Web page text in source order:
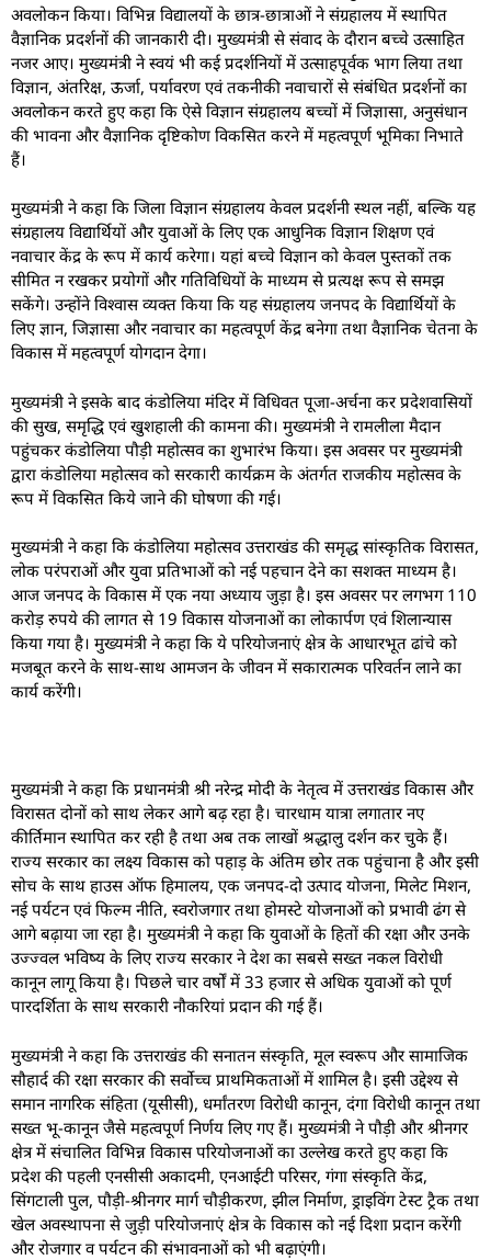
अवलोकन किया। विभिन्न विद्यालयों के छात्र-छात्राओं ने संग्रहालय में स्थापित
वैज्ञानिक प्रदर्शनों की जानकारी दी। मुख्यमंत्री से संवाद के दौरान बच्चे उत्साहित
नजर आए। मुख्यमंत्री ने स्वयं भी कई प्रदर्शनियों में उत्साहपूर्वक भाग लिया तथा
विज्ञान, अंतरिक्ष, ऊर्जा, पर्यावरण एवं तकनीकी नवाचारों से संबंधित प्रदर्शनों का
अवलोकन करते हुए कहा कि ऐसे विज्ञान संग्रहालय बच्चों में जिज्ञासा, अनुसंधान
की भावना और वैज्ञानिक दृष्टिकोण विकसित करने में महत्वपूर्ण भूमिका निभाते
हैं।
मुख्यमंत्री ने कहा कि जिला विज्ञान संग्रहालय केवल प्रदर्शनी स्थल नहीं, बल्कि यह
संग्रहालय विद्यार्थियों और युवाओं के लिए एक आधुनिक विज्ञान शिक्षण एवं
नवाचार केंद्र के रूप में कार्य करेगा। यहां बच्चे विज्ञान को केवल पुस्तकों तक
सीमित न रखकर प्रयोगों और गतिविधियों के माध्यम से प्रत्यक्ष रूप से समझ
सकेंगे। उन्होंने विश्वास व्यक्त किया कि यह संग्रहालय जनपद के विद्यार्थियों के
लिए ज्ञान, जिज्ञासा और नवाचार का महत्वपूर्ण केंद्र बनेगा तथा वैज्ञानिक चेतना के
विकास में महत्वपूर्ण योगदान देगा।
मुख्यमंत्री ने इसके बाद कंडोलिया मंदिर में विधिवत पूजा-अर्चना कर प्रदेशवासियों
की सुख, समृद्धि एवं खुशहाली की कामना की। मुख्यमंत्री ने रामलीला मैदान
पहुंचकर कंडोलिया पौड़ी महोत्सव का शुभारंभ किया। इस अवसर पर मुख्यमंत्री
द्वारा कंडोलिया महोत्सव को सरकारी कार्यक्रम के अंतर्गत राजकीय महोत्सव के
रूप में विकसित किये जाने की घोषणा की गई।
मुख्यमंत्री ने कहा कि कंडोलिया महोत्सव उत्तराखंड की समृद्ध सांस्कृतिक विरासत,
लोक परंपराओं और युवा प्रतिभाओं को नई पहचान देने का सशक्त माध्यम है।
आज जनपद के विकास में एक नया अध्याय जुड़ा है। इस अवसर पर लगभग 110
करोड़ रुपये की लागत से 19 विकास योजनाओं का लोकार्पण एवं शिलान्यास
किया गया है। मुख्यमंत्री ने कहा कि ये परियोजनाएं क्षेत्र के आधारभूत ढांचे को
मजबूत करने के साथ-साथ आमजन के जीवन में सकारात्मक परिवर्तन लाने का
कार्य करेंगी।
मुख्यमंत्री ने कहा कि प्रधानमंत्री श्री नरेन्द्र मोदी के नेतृत्व में उत्तराखंड विकास और
विरासत दोनों को साथ लेकर आगे बढ़ रहा है। चारधाम यात्रा लगातार नए
कीर्तिमान स्थापित कर रही है तथा अब तक लाखों श्रद्धालु दर्शन कर चुके हैं।
राज्य सरकार का लक्ष्य विकास को पहाड़ के अंतिम छोर तक पहुंचाना है और इसी
सोच के साथ हाउस ऑफ हिमालय, एक जनपद-दो उत्पाद योजना, मिलेट मिशन,
नई पर्यटन एवं फिल्म नीति, स्वरोजगार तथा होमस्टे योजनाओं को प्रभावी ढंग से
आगे बढ़ाया जा रहा है। मुख्यमंत्री ने कहा कि युवाओं के हितों की रक्षा और उनके
उज्ज्वल भविष्य के लिए राज्य सरकार ने देश का सबसे सख्त नकल विरोधी
कानून लागू किया है। पिछले चार वर्षों में 33 हजार से अधिक युवाओं को पूर्ण
पारदर्शिता के साथ सरकारी नौकरियां प्रदान की गई हैं।
मुख्यमंत्री ने कहा कि उत्तराखंड की सनातन संस्कृति, मूल स्वरूप और सामाजिक
सौहार्द की रक्षा सरकार की सर्वोच्च प्राथमिकताओं में शामिल है। इसी उद्देश्य से
समान नागरिक संहिता (यूसीसी), धर्मांतरण विरोधी कानून, दंगा विरोधी कानून तथा
सख्त भू-कानून जैसे महत्वपूर्ण निर्णय लिए गए हैं। मुख्यमंत्री ने पौड़ी और श्रीनगर
क्षेत्र में संचालित विभिन्न विकास परियोजनाओं का उल्लेख करते हुए कहा कि
प्रदेश की पहली एनसीसी अकादमी, एनआईटी परिसर, गंगा संस्कृति केंद्र,
सिंगटाली पुल, पौड़ी-श्रीनगर मार्ग चौड़ीकरण, झील निर्माण, ड्राइविंग टेस्ट ट्रैक तथा
खेल अवस्थापना से जुड़ी परियोजनाएं क्षेत्र के विकास को नई दिशा प्रदान करेंगी
और रोजगार व पर्यटन की संभावनाओं को भी बढ़ाएंगी।